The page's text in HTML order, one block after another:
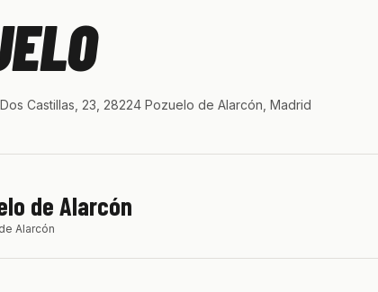
Dos Castillas, 23, 28224 Pozuelo de Alarcón, Madrid
de Alarcón
Alarcón